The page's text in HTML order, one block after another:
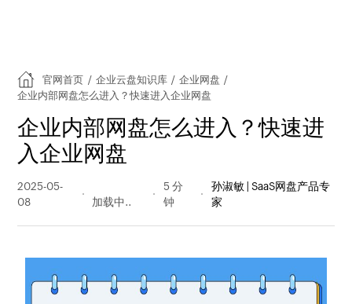
官网首页 / 企业云盘知识库 / 企业网盘 /
企业内部网盘怎么进入？快速进入企业网盘
企业内部网盘怎么进入？快速进
入企业网盘
2025-05-
08
量
5 分
钟
孙淑敏 | SaaS网盘产品专
家